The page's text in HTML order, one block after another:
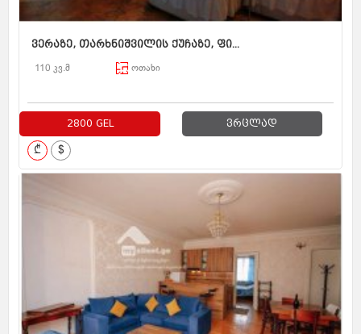
ვერაზე, თარხნიშვილის ქუჩაზე, ფი...
110 კვ.მ ოთახი
2800 GEL ვრცლად
₾ $